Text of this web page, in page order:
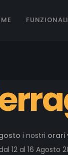
i nostri orari
12 al 16 Agosto